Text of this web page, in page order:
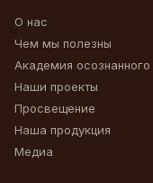
О нас
Чем мы полезны
Академия
Наши проекты
Просвещение
Наша продукция
Медиа